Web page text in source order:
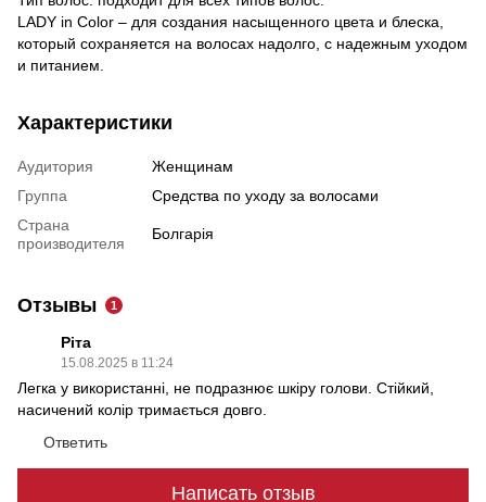
LADY in Color – для создания насыщенного цвета и блеска,
который сохраняется на волосах надолго, с надежным уходом
и питанием.
Характеристики
Аудитория
Женщинам
Группа
Средства по уходу за волосами
Страна
производителя
Болгарія
Отзывы 1
Ріта
15.08.2025 в 11:24
Легка у використанні, не подразнює шкіру голови. Стійкий,
насичений колір тримається довго.
Ответить
Написать отзыв